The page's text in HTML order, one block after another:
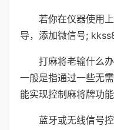
若你在仪器使用
导，添加微信号;
打麻将老输什么
一般是指通过一些无
能实现控制麻将牌功
蓝牙或无线信号